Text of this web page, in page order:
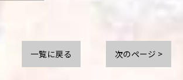
一覧に戻る 次のページ >